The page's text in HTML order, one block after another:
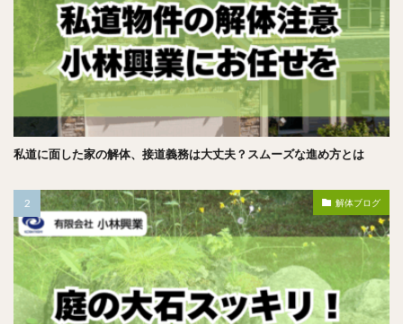
私道に面した家の解体、接道義務は大丈夫？スムーズな進め方とは
解体ブログ